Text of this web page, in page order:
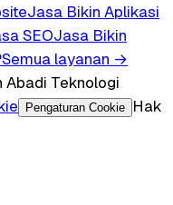
Jasa Bikin Aplikasi
SEOJasa Bikin
Semua layanan →
Abadi Teknologi
Pengaturan Cookie
Hak